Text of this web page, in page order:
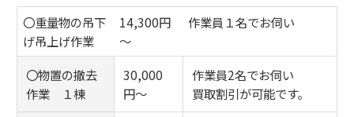
〇重量物の吊下
げ吊上げ作業
14,300円
～
作業員１名でお伺い
〇物置の撤去
作業 １棟
30,000
円～
作業員2名でお伺い
買取割引が可能です。